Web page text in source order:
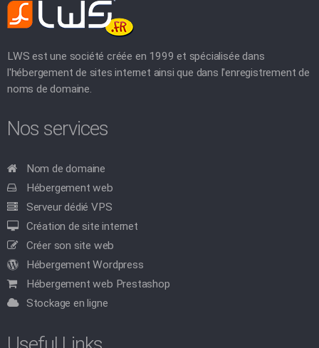
LWS est une société créée en 1999 et spécialisée dans
l'hébergement de sites internet ainsi que dans l'enregistrement de
noms de domaine.
Nos services
Nom de domaine
Hébergement web
Serveur dédié VPS
Création de site internet
Créer son site web
Hébergement Wordpress
Hébergement web Prestashop
Stockage en ligne